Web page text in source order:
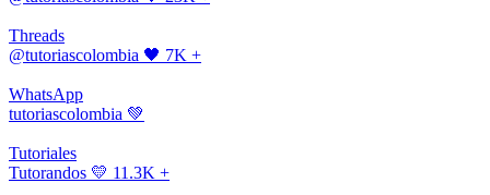
Threads
@tutoriascolombia 🖤 7K +
WhatsApp
tutoriascolombia 💚
Tutoriales
Tutorandos 💛 11.3K +